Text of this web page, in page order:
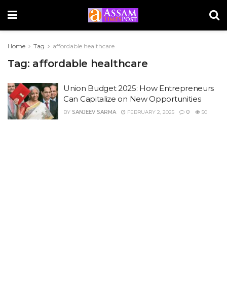
Home Tag affordable healthcare
Tag: affordable healthcare
Union Budget 2025: How Entrepreneurs
Can Capitalize on New Opportunities
BY SANJEEV SARMA FEBRUARY 2, 2025 0 50